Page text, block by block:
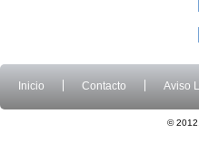
Inicio Contacto Aviso
©